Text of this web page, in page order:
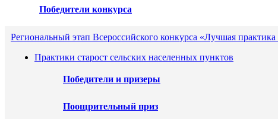
Победители конкурса
Региональный этап Всероссийского конкурса «Лучшая
Практики старост сельских населенных пунктов
Победители и призеры
Поощрительный приз